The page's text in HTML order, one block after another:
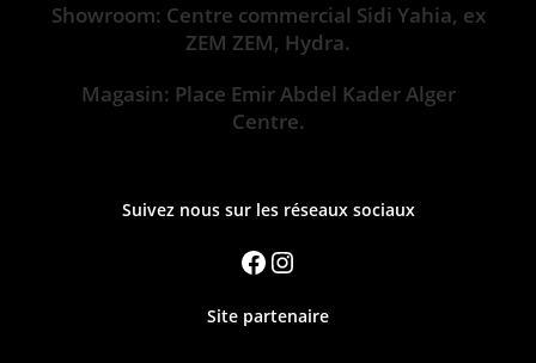
Showroom: Centre commercial Sidi Yahia, ex
ZEM ZEM, Hydra.
Magasin: Place Emir Abdel Kader Alger
Centre.
Suivez nous sur les réseaux sociaux
Site partenaire